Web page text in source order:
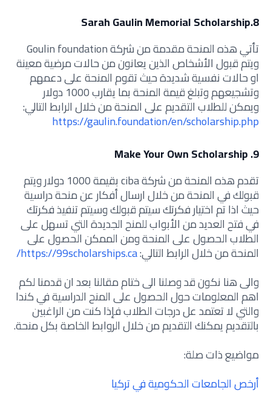
8.Sarah Gaulin Memorial Scholarship
تأتي هذه المنحة مقدمة من شركة Goulin foundation
ويتم قبول الأشخاص الذين يعانون من حالات مرضية معينة
او حالات نفسية شديدة حيث تقوم المنحة على دعمهم
وتشجيعهم وتبلغ قيمة المنحة بما يقارب 1000 دولار
ويمكن للطلاب التقديم على المنحة من خلال الرابط التالي:
https://gaulin.foundation/en/scholarship.php
9. Make Your Own Scholarship
تقدم هذه المنحة من شركة ciba بقيمة 1000 دولار ويتم
قبولك في المنحة من خلال ارسال أفكار عن منحة دراسية
حيث اذا تم اختيار فكرتك سيتم قبولك وسيتم تنفيذ فكرتك
في فتح العديد من الأبواب للمنح الجديدة التي تسهل على
الطلاب الحصول على المنحة ومن الممكن الحصول على
المنحة من خلال الرابط التالي:https://99scholarships.ca/
والى هنا نكون قد وصلنا الى ختام مقالنا بعد ان قدمنا لكم
اهم المعلومات حول الحصول على المنح الدراسية في كندا
والتي لا تعتمد عل درجات الطلاب فإذا كنت من الراغبين
بالتقديم يمكنك التقديم من خلال الروابط الخاصة بكل منحة.
مواضيع ذات صلة:
أرخص الجامعات الحكومية في تركيا